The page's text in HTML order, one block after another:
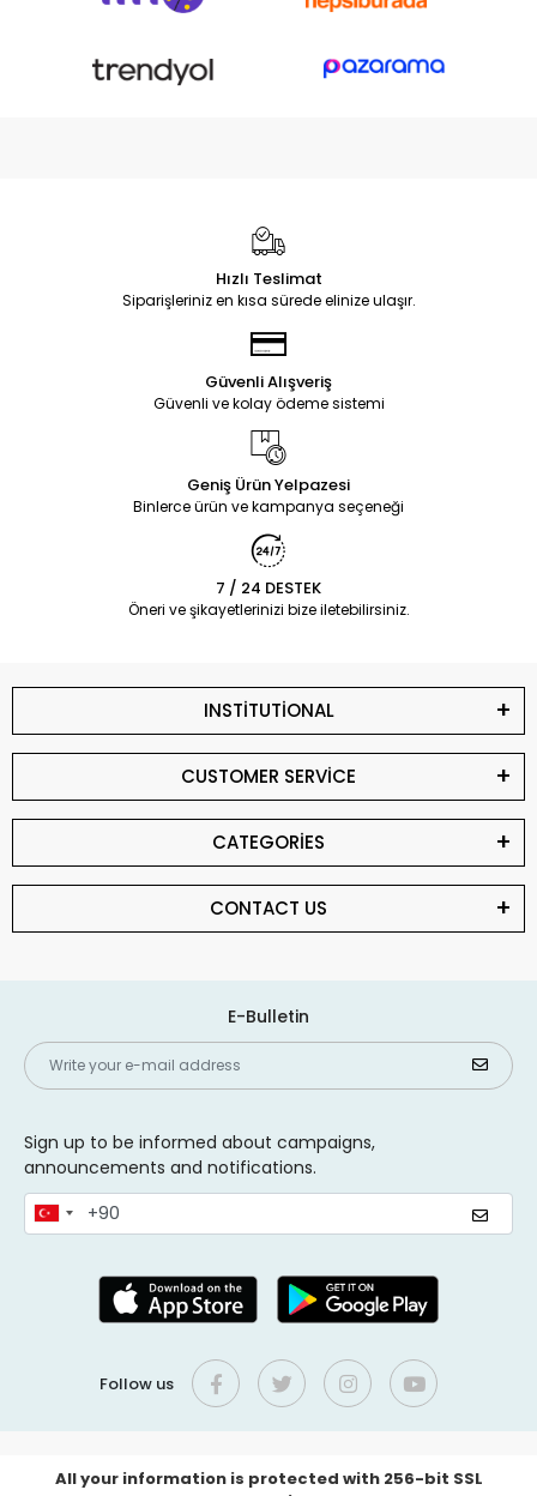
Hızlı Teslimat
Siparişleriniz en kısa sürede elinize ulaşır.
Güvenli Alışveriş
Güvenli ve kolay ödeme sistemi
Geniş Ürün Yelpazesi
Binlerce ürün ve kampanya seçeneği
7 / 24 DESTEK
Öneri ve şikayetlerinizi bize iletebilirsiniz.
INSTİTUTİONAL
CUSTOMER SERVİCE
CATEGORİES
CONTACT US
E-Bulletin
Sign up to be informed about campaigns,
announcements and notifications.
Follow us
All your information is protected with 256-bit SSL